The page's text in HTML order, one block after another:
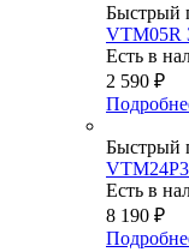
Быстрый
VTM05R
Есть в
2 590 ₽
Быстрый
Есть в
8 190 ₽